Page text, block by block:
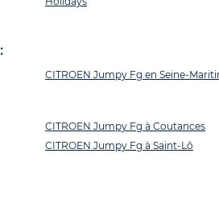
CITROEN Jumpy Fg en Seine-
CITROEN Jumpy Fg à Coutances
CITROEN Jumpy Fg à Saint-Lô